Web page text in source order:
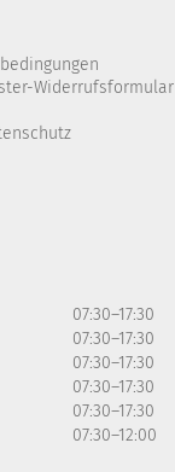
Widerrufsformular
07:30–17:30
07:30–17:30
07:30–17:30
07:30–17:30
07:30–17:30
07:30–12:00